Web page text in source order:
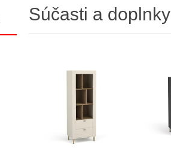
Súčasti a doplnky